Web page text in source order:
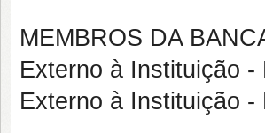
MEMBROS DA
Externo à Instituição
Externo à Instituição